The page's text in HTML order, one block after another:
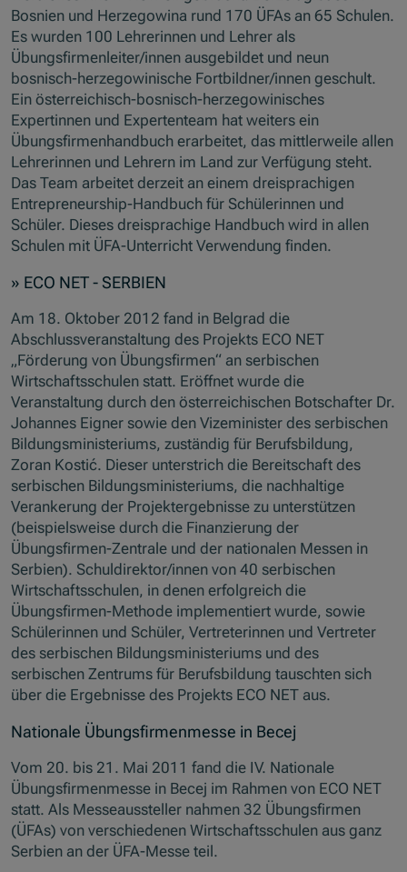
Bosnien und Herzegowina rund 170 ÜFAs an 65 Schulen.
Es wurden 100 Lehrerinnen und Lehrer als
Übungsfirmenleiter/innen ausgebildet und neun
bosnisch-herzegowinische Fortbildner/innen geschult.
Ein österreichisch-bosnisch-herzegowinisches
Expertinnen und Expertenteam hat weiters ein
Übungsfirmenhandbuch erarbeitet, das mittlerweile allen
Lehrerinnen und Lehrern im Land zur Verfügung steht.
Das Team arbeitet derzeit an einem dreisprachigen
Entrepreneurship-Handbuch für Schülerinnen und
Schüler. Dieses dreisprachige Handbuch wird in allen
Schulen mit ÜFA-Unterricht Verwendung finden.
» ECO NET - SERBIEN
Am 18. Oktober 2012 fand in Belgrad die
Abschlussveranstaltung des Projekts ECO NET
„Förderung von Übungsfirmen“ an serbischen
Wirtschaftsschulen statt. Eröffnet wurde die
Veranstaltung durch den österreichischen Botschafter Dr.
Johannes Eigner sowie den Vizeminister des serbischen
Bildungsministeriums, zuständig für Berufsbildung,
Zoran Kostić. Dieser unterstrich die Bereitschaft des
serbischen Bildungsministeriums, die nachhaltige
Verankerung der Projektergebnisse zu unterstützen
(beispielsweise durch die Finanzierung der
Übungsfirmen-Zentrale und der nationalen Messen in
Serbien). Schuldirektor/innen von 40 serbischen
Wirtschaftsschulen, in denen erfolgreich die
Übungsfirmen-Methode implementiert wurde, sowie
Schülerinnen und Schüler, Vertreterinnen und Vertreter
des serbischen Bildungsministeriums und des
serbischen Zentrums für Berufsbildung tauschten sich
über die Ergebnisse des Projekts ECO NET aus.
Nationale Übungsfirmenmesse in Becej
Vom 20. bis 21. Mai 2011 fand die IV. Nationale
Übungsfirmenmesse in Becej im Rahmen von ECO NET
statt. Als Messeaussteller nahmen 32 Übungsfirmen
(ÜFAs) von verschiedenen Wirtschaftsschulen aus ganz
Serbien an der ÜFA-Messe teil.